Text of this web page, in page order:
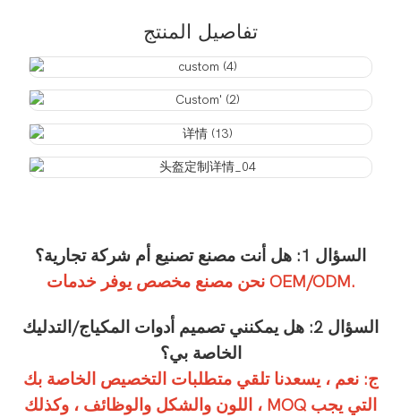
تفاصيل المنتج
السؤال 1: هل أنت مصنع تصنيع أم شركة تجارية؟
نحن مصنع مخصص يوفر خدمات OEM/ODM.
السؤال 2: هل يمكنني تصميم أدوات المكياج/التدليك
الخاصة بي؟
ج: نعم ، يسعدنا تلقي متطلبات التخصيص الخاصة بك
، اللون والشكل والوظائف ، وكذلك MOQ التي يجب